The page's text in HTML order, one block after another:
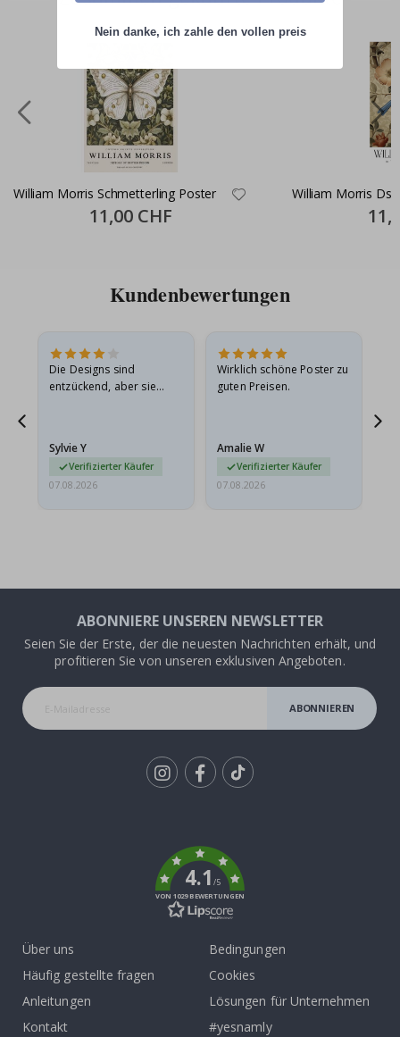
William Morris Schmetterling Poster
Special
Price
11,00 CHF
William Morris
Price
Kundenbewertungen
Die Designs sind
entzückend, aber sie
sie…
Sylvie Y
Verifizierter Käufer
07.08.2026
Wirklich schöne Poster zu
guten Preisen.
Amalie W
Verifizierter Käufer
07.08.2026
ABONNIERE UNSEREN NEWSLETTER
Seien Sie der Erste, der die neuesten Nachrichten erhält, und
profitieren Sie von unseren exklusiven Angeboten.
ABONNIEREN
4.1/5
VON 1029 BEWERTUNGEN
Über uns
Häufig gestellte fragen
Anleitungen
Kontakt
Bedingungen
Cookies
Lösungen für Unternehmen
#yesnamly
Nein danke, ich zahle den vollen preis